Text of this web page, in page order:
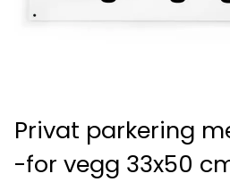
Privat parkering
-for vegg 33x50